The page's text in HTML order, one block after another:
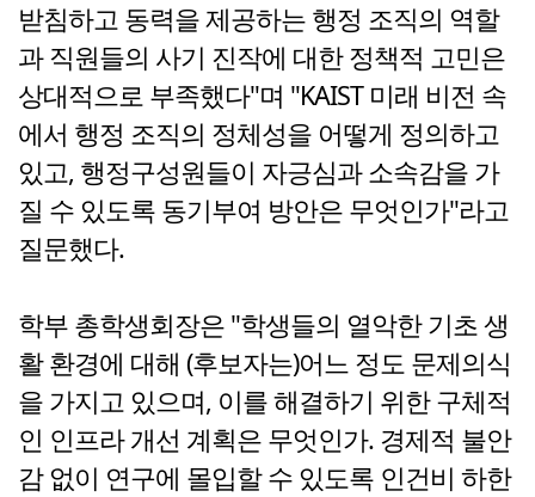
받침하고 동력을 제공하는 행정 조직의 역할
과 직원들의 사기 진작에 대한 정책적 고민은
상대적으로 부족했다"며 "KAIST 미래 비전 속
에서 행정 조직의 정체성을 어떻게 정의하고
있고, 행정구성원들이 자긍심과 소속감을 가
질 수 있도록 동기부여 방안은 무엇인가"라고
질문했다.
학부 총학생회장은 "학생들의 열악한 기초 생
활 환경에 대해 (후보자는)어느 정도 문제의식
을 가지고 있으며, 이를 해결하기 위한 구체적
인 인프라 개선 계획은 무엇인가. 경제적 불안
감 없이 연구에 몰입할 수 있도록 인건비 하한